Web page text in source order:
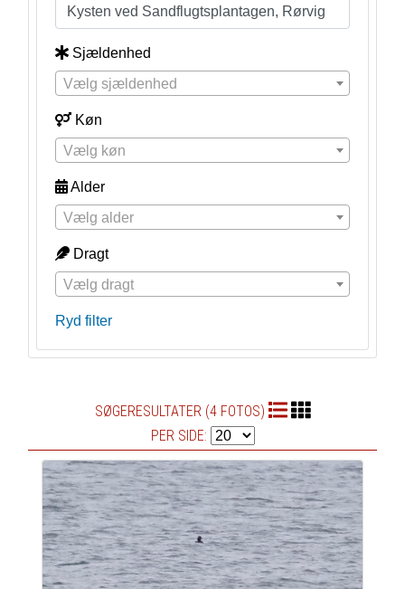
Sjældenhed
Vælg sjældenhed
Køn
Vælg køn
Alder
Vælg alder
Dragt
Vælg dragt
Ryd filter
SØGERESULTATER (4 FOTOS)
PER SIDE: